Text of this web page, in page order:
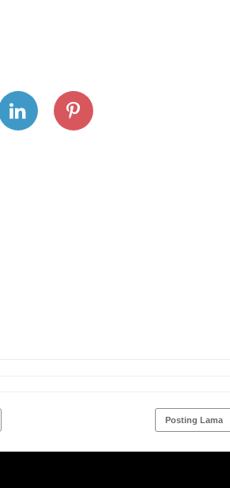
Posting Lama